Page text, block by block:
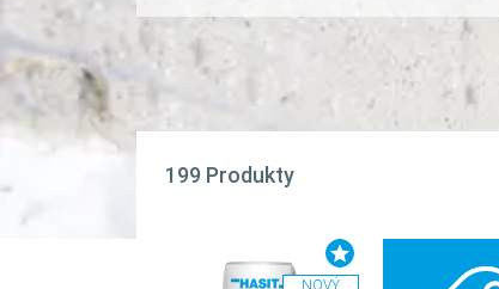
199 Produkty
NOVÝ